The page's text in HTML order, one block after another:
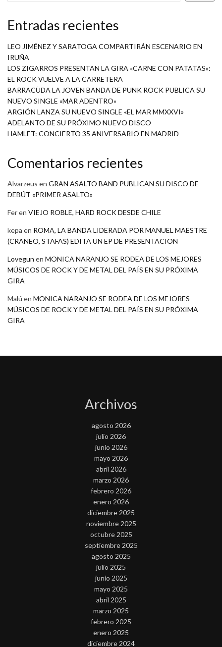
Entradas recientes
LEO JIMÉNEZ Y SARATOGA COMPARTIRÁN ESCENARIO EN
IRUÑA
LOS ZIGARROS PRESENTAN LA GIRA «CARNE CON PATATAS»:
EL ROCK VUELVE A LA CARRETERA
BARRACÜDA LA JOVEN BANDA DE PUNK ROCK PUBLICA SU
NUEVO SINGLE «MAR ADENTRO»
ARGIÓN LANZA SU NUEVO SINGLE «EL MAR MMXXVI»
ADELANTO DE SU PRÓXIMO NUEVO DISCO
HAMLET: CONCIERTO 35 ANIVERSARIO EN MADRID
Comentarios recientes
Alvarzeus en GRAN ASALTO BAND PUBLICAN SU DISCO DE
DEBÚT «PRIMER ASALTO»
Feren VIEJO ROBLE, HARD ROCK DESDE CHILE
kepa en ROMA, LA BANDA LIDERADA POR MANUEL MAESTRE
(CRANEO, STAFAS) EDITA UN EP DE PRESENTACION
Lovegun en MONICA NARANJO SE RODEA DE LOS MEJORES
MÚSICOS DE ROCK Y DE METAL DEL PAÍS EN SU PRÓXIMA
GIRA
Malú en MONICA NARANJO SE RODEA DE LOS MEJORES
MÚSICOS DE ROCK Y DE METAL DEL PAÍS EN SU PRÓXIMA
GIRA
Archivos
agosto 2026
julio 2026
junio 2026
mayo 2026
abril 2026
marzo 2026
febrero 2026
enero 2026
diciembre 2025
noviembre 2025
octubre 2025
septiembre 2025
agosto 2025
julio 2025
junio 2025
mayo 2025
abril 2025
marzo 2025
febrero 2025
enero 2025
diciembre 2024